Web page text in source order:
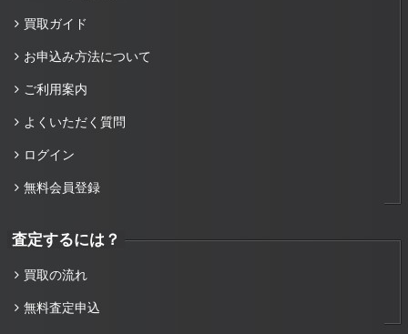
買取ガイド
お申込み方法について
ご利用案内
よくいただく質問
ログイン
無料会員登録
査定するには？
買取の流れ
無料査定申込